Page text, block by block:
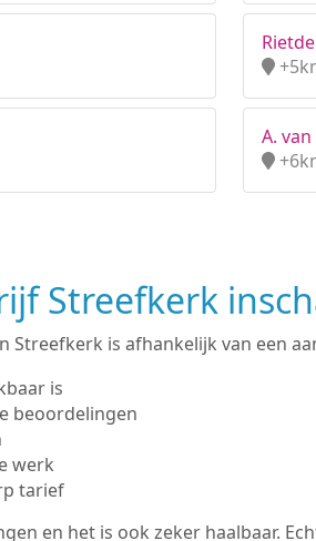
A.
Streefkerk
Streefkerk is afhankelijk van een
is
beoordelingen
werk
tarief
en het is ook zeker haalbaar.